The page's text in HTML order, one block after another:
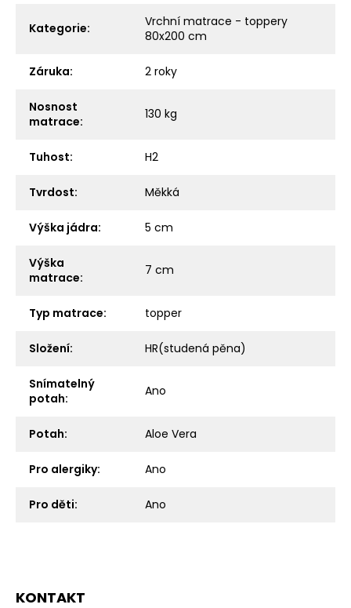
Kategorie:
Vrchní matrace - toppery
80x200 cm
Záruka: 2 roky
Nosnost
matrace: 130 kg
Tuhost: H2
Tvrdost: Měkká
Výška jádra: 5 cm
Výška
matrace: 7 cm
Typ matrace: topper
Složení: HR(studená pěna)
Snímatelný
potah: Ano
Potah: Aloe Vera
Pro alergiky: Ano
Pro děti: Ano
KONTAKT